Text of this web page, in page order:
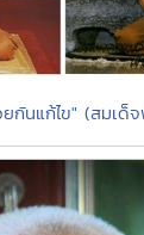
นแก้ไข" (สมเด็จ